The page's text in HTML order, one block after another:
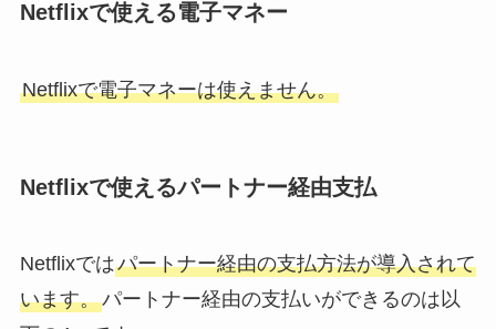
Netflixで使える電子マネー
Netflixで電子マネーは使えません。
Netflixで使えるパートナー経由支払
Netflixではパートナー経由の支払方法が導入されて
います。パートナー経由の支払いができるのは以